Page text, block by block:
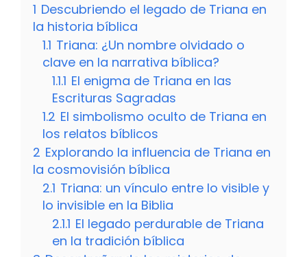
1 Descubriendo el legado de Triana en
la historia bíblica
1.1 Triana: ¿Un nombre olvidado o
clave en la narrativa bíblica?
1.1.1 El enigma de Triana en las
Escrituras Sagradas
1.2 El simbolismo oculto de Triana en
los relatos bíblicos
2 Explorando la influencia de Triana en
la cosmovisión bíblica
2.1 Triana: un vínculo entre lo visible y
lo invisible en la Biblia
2.1.1 El legado perdurable de Triana
en la tradición bíblica